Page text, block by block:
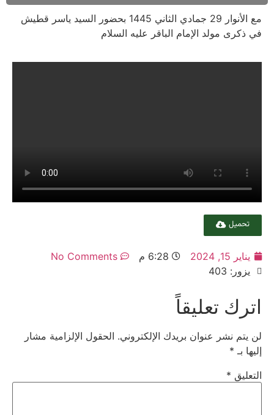
مع الأنوار 29 جمادي الثاني 1445 بحضور السيد ياسر قطيش
في ذكرى مولد الإمام الباقر عليه السلام
تحميل
يناير 15, 2024 6:28 م
No Comments
يزور: 403
اترك تعليقاً
لن يتم نشر عنوان بريدك الإلكتروني. الحقول الإلزامية مشار
إليها بـ *
التعليق *